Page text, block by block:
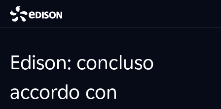
Edison: concluso
accordo con